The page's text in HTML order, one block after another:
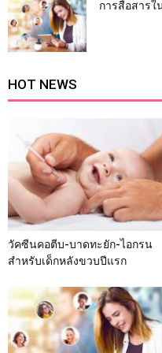
การสื่อสารใ
HOT NEWS
วัคซีนคอตีบ-บาดทะยัก-ไอกรน
สำหรับเด็กหลังขวบปีแรก